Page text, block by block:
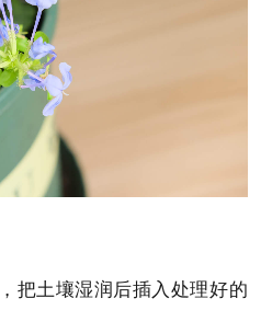
把土壤湿润后插入处理好的